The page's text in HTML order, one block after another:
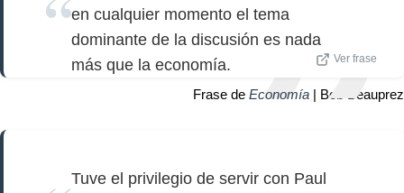
en cualquier momento el tema
dominante de la discusión es nada
más que la economía.
Ver frase
Frase de Economía | Bob Beauprez
Tuve el privilegio de servir con Paul